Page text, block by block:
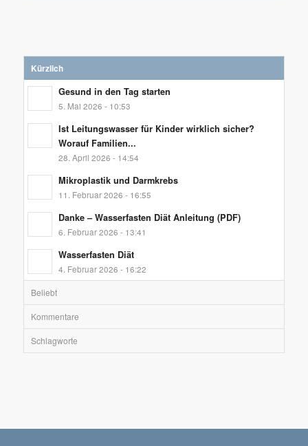
Kürzlich
Gesund in den Tag starten
5. Mai 2026 - 10:53
Ist Leitungswasser für Kinder wirklich sicher?
Worauf Familien...
28. April 2026 - 14:54
Mikroplastik und Darmkrebs
11. Februar 2026 - 16:55
Danke – Wasserfasten Diät Anleitung (PDF)
6. Februar 2026 - 13:41
Wasserfasten Diät
4. Februar 2026 - 16:22
Beliebt
Kommentare
Schlagworte